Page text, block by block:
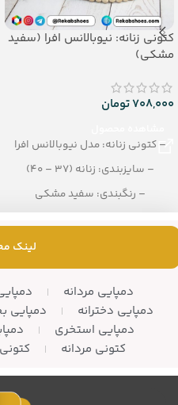
کتونی زنانه: نیوبالانس افرا (سفید
مشکی)
708,000تومان
– کتونی زنانه: مدل نیوبالانس افرا
– سایزبندی: زنانه (37 – 40)
– رنگبندی: سفید مشکی
– تعداد در کارتن: 8 جفت
لینک
دمپایی مردانه
دمپایی دخترانه
دمپایی
دمپایی استخری
کتونی مردانه
کتونی